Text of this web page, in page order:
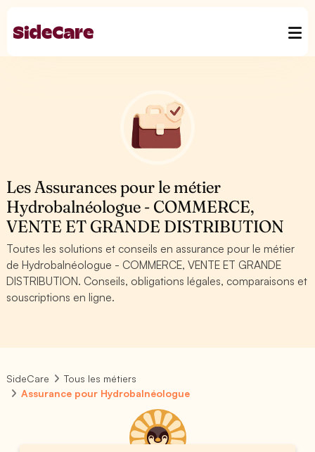
Les Assurances pour le métier
Hydrobalnéologue - COMMERCE,
VENTE ET GRANDE DISTRIBUTION
Toutes les solutions et conseils en assurance pour le métier
de Hydrobalnéologue - COMMERCE, VENTE ET GRANDE
DISTRIBUTION. Conseils, obligations légales, comparaisons et
souscriptions en ligne.
SideCare
Tous les métiers
Assurance pour Hydrobalnéologue